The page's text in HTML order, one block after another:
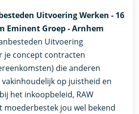
Uitvoering Werken - 16
Eminent Groep - Arnhem
Uitvoering
je concept contracten
die anderen
op juistheid en
het inkoopbeleid, RAW
moederbestek jou wel bekend